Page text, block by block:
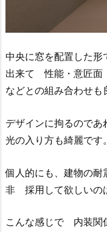
中央に窓を配置した形
出来て 性能・意匠面
などとの組み合わせも
デザインに拘るので
光の入り方も綺麗です。
個人的にも、建物の耐
非 採用して欲しいの
こんな感じで 内装関